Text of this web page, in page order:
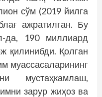
сўм (2019 йилга
ажратилган. Бу
да, 190 миллиард
қилинибди. Қолган
муассасаларининг
мустаҳкамлаш,
зарур жиҳоз ва